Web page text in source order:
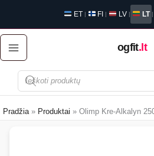
turinio
ET | FI | LV | LT |
ogfit.lt
Produktų
paieška
Pradžia Produktai Olimp Kre-Alkalyn